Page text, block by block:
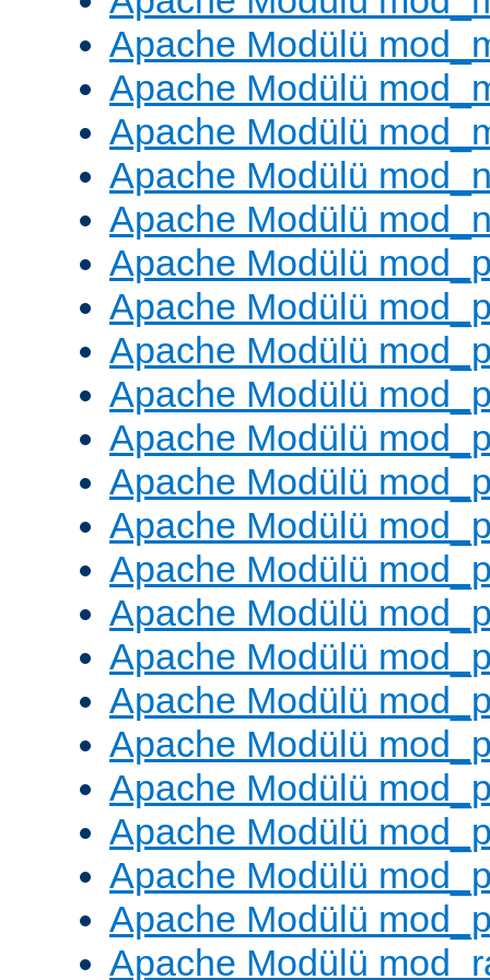
Apache Modülü
Apache Modülü
Apache Modülü
Apache Modülü
Apache Modülü
Apache Modülü
Apache Modülü
Apache Modülü
Apache Modülü
Apache Modülü
Apache Modülü
Apache Modülü
Apache Modülü
Apache Modülü
Apache Modülü
Apache Modülü
Apache Modülü
Apache Modülü
Apache Modülü
Apache Modülü
Apache Modülü
Apache Modülü